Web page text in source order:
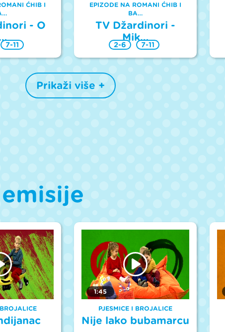
ĆHIB I
- O
7-11
EPIZODE NA ROMANI ĆHIB I
BA…
TV Džardinori -
Mik…
2-6 7-11
Prikaži više +
1:45
PJESMICE I BROJALICE
Nije lako bubamarcu